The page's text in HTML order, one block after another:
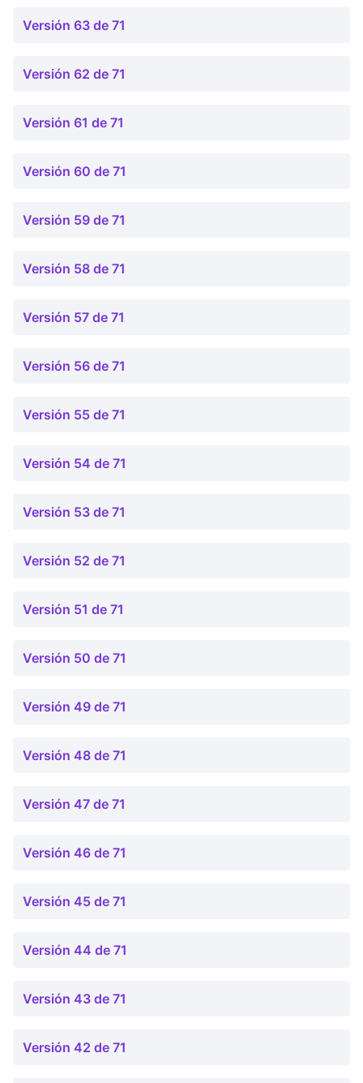
Versión 63 de 71
Versión 62 de 71
Versión 61 de 71
Versión 60 de 71
Versión 59 de 71
Versión 58 de 71
Versión 57 de 71
Versión 56 de 71
Versión 55 de 71
Versión 54 de 71
Versión 53 de 71
Versión 52 de 71
Versión 51 de 71
Versión 50 de 71
Versión 49 de 71
Versión 48 de 71
Versión 47 de 71
Versión 46 de 71
Versión 45 de 71
Versión 44 de 71
Versión 43 de 71
Versión 42 de 71